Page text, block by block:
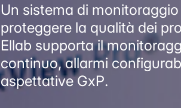
Un sistema di
proteggere la qualità dei
Ellab supporta il
continuo, allarmi
aspettative GxP.